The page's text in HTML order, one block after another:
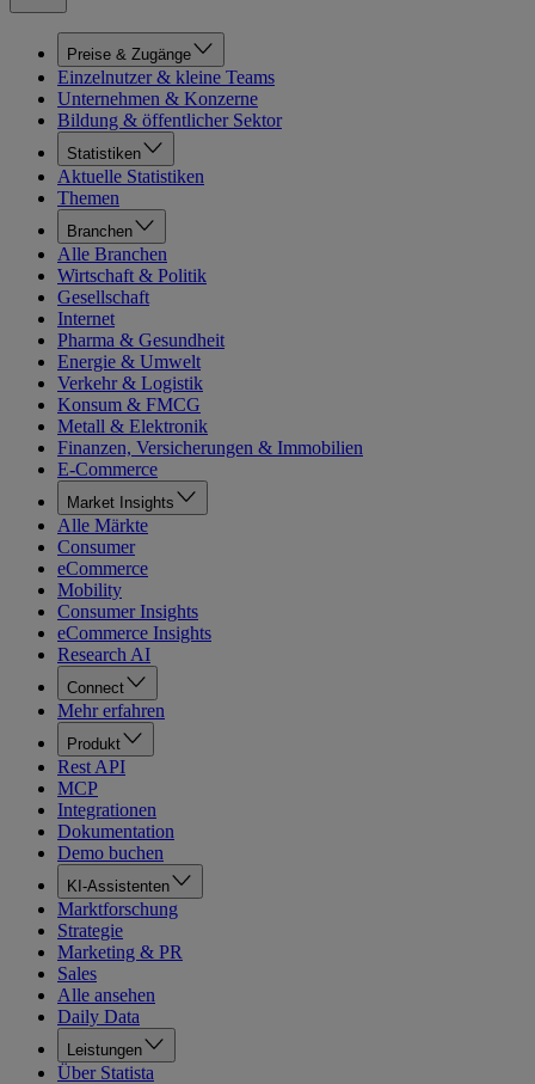
Preise & Zugänge
Einzelnutzer & kleine Teams
Unternehmen & Konzerne
Bildung & öffentlicher Sektor
Statistiken
Aktuelle Statistiken
Themen
Branchen
Alle Branchen
Wirtschaft & Politik
Gesellschaft
Internet
Pharma & Gesundheit
Energie & Umwelt
Verkehr & Logistik
Konsum & FMCG
Metall & Elektronik
Finanzen, Versicherungen & Immobilien
E-Commerce
Market Insights
Alle Märkte
Consumer
eCommerce
Mobility
Consumer Insights
eCommerce Insights
Research AI
Connect
Mehr erfahren
Produkt
Rest API
MCP
Integrationen
Dokumentation
Demo buchen
KI-Assistenten
Marktforschung
Strategie
Marketing & PR
Sales
Alle ansehen
Daily Data
Leistungen
Über Statista